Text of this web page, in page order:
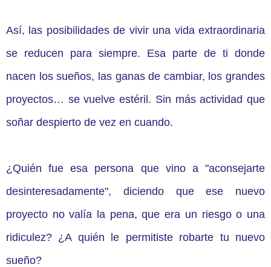
Así, las posibilidades de vivir una vida extraordinaria
se reducen para siempre. Esa parte de ti donde
nacen los sueños, las ganas de cambiar, los grandes
proyectos… se vuelve estéril. Sin más actividad que
soñar despierto de vez en cuando.
¿Quién fue esa persona que vino a "aconsejarte
desinteresadamente", diciendo que ese nuevo
proyecto no valía la pena, que era un riesgo o una
ridiculez? ¿A quién le permitiste robarte tu nuevo
sueño?